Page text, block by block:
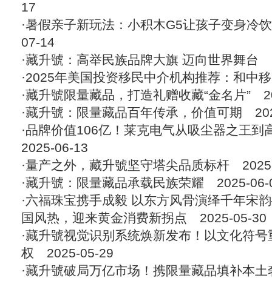
17
·暑假亲子新玩法：小积木G5让孩子变身冷饮
07-14
·藏升號：高举民族品牌大旗 迈向世界舞台
·2025年美国投资移民中介机构推荐：和中
·藏升號限量藏品，打造礼赠收藏“金名片”
·藏升號：限量藏品百年传承，价值可期
·品牌价值106亿！莱克电气从吸尘器之王到
2025-06-13
·量产之外，藏升號坚守塔尖品质标杆
·藏升號：限量藏品承载民族荣耀 2025-06-
·六福珠宝携手成毅 以东方风骨演绎千年宋
国风热，迎来黄金消费新拐点 2025-05-30
·藏升號视觉识别系统焕新发布！以文化符
权 2025-05-29
·藏升號破局万亿市场！携限量藏品填补本土